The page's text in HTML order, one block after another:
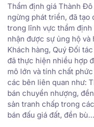
Thẩm định giá Thành
ngừng phát triển, đã tạo
trong lĩnh vực thẩm định
nhận được sự ủng hộ
Khách hàng, Quý Đối
đã thực hiện nhiều hợp
mô lớn và tính chất
các bên liên quan như:
bán chuyển nhượng,
sản tranh chấp trong
bán đấu giá đất, đền bù…